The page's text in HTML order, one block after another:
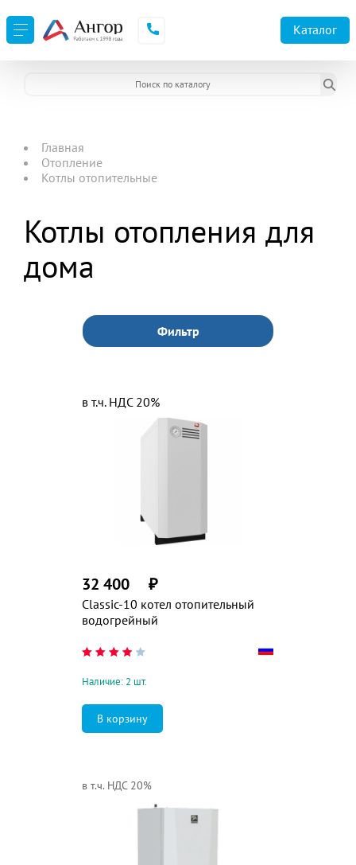
Каталог
Главная
Отопление
Котлы отопительные
Котлы отопления для
дома
Фильтр
Classic-10 котел отопительный
водогрейный
32 400 ₽
в т.ч. НДС 20%
Наличие: 2 шт.
в т.ч. НДС 20%